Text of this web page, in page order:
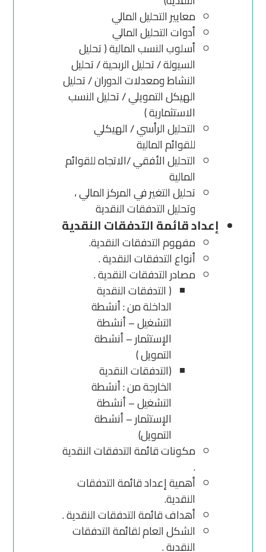
معايير التحليل المالي
أدوات التحليل المالي
أسلوب النسب المالية ( تحليل
السيولة / تحليل الربحية / تحليل
النشاط ومعدلات الدوران / تحليل
الهيكل التمويلي / تحليل النسب
الاستثمارية )
التحليل الرأسي / الهيكلي
للقوائم المالية
التحليل الأفقي /الاتجاه للقوائم
المالية
تحليل التغير في المركز المالي ،
وتحليل التدفقات النقدية
إعداد قائمة التدفقات النقدية
مفهوم التدفقات النقدية.
أنواع التدفقات النقدية .
مصادر التدفقات النقدية .
( التدفقات النقدية
الداخلة من : أنشطة
التشغيل – أنشطة
الإستثمار – أنشطة
التمويل )
(التدفقات النقدية
الخارجة من : أنشطة
التشغيل – أنشطة
الإستثمار – أنشطة
التمويل)
مكونات قائمة التدفقات النقدية
.
أهمية إعداد قائمة التدفقات
النقدية.
أهداف قائمة التدفقات النقدية .
الشكل العام لقائمة التدفقات
النقدية .